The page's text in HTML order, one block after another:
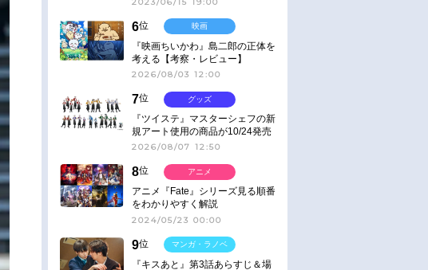
6位
『映画ちいかわ』島二郎の正体を
考える【考察・レビュー】
2026/08/03 12:00
映画
7位
『ツイステ』マスターシェフの新
規アート使用の商品が10/24発売
2026/08/07 12:50
グッズ
8位
アニメ『Fate』シリーズ見る順番
をわかりやすく解説
2024/05/23 00:00
アニメ
9位
『キスあと』第3話あらすじ＆場
マンガ・ラノベ